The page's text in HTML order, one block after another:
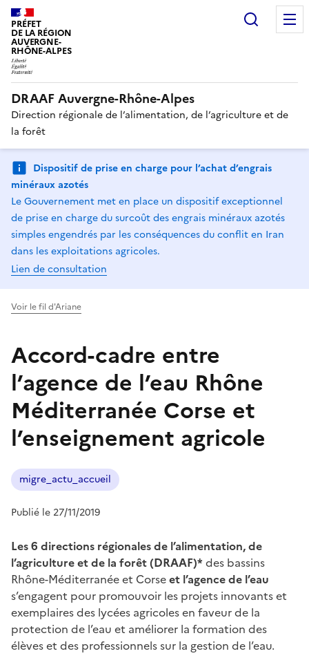
PRÉFET
DE LA RÉGION
AUVERGNE-
RHÔNE-ALPES
DRAAF Auvergne-Rhône-Alpes
Direction régionale de l’alimentation, de l’agriculture et de
la forêt
Dispositif de prise en charge pour l’achat d’engrais
minéraux azotés
Le Gouvernement met en place un dispositif exceptionnel
de prise en charge du surcoût des engrais minéraux azotés
simples engendrés par les conséquences du conflit en Iran
dans les exploitations agricoles.
Lien de consultation
Voir le fil d'Ariane
Accord-cadre entre
l’agence de l’eau Rhône
Méditerranée Corse et
l’enseignement agricole
migre_actu_accueil
Publié le 27/11/2019
Les 6 directions régionales de l’alimentation, de
l’agriculture et de la forêt (DRAAF)* des bassins
Rhône-Méditerranée et Corseet l’agence de l’eau
s’engagent pour promouvoir les projets innovants et
exemplaires des lycées agricoles en faveur de la
protection de l’eau et améliorer la formation des
élèves et des professionnels sur la gestion de l’eau.